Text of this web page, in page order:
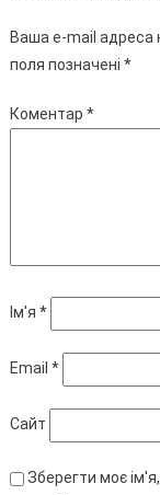
Ваша e-mail
поля позначені *
Коментар *
Ім'я *
Email *
Сайт
Зберегти моє